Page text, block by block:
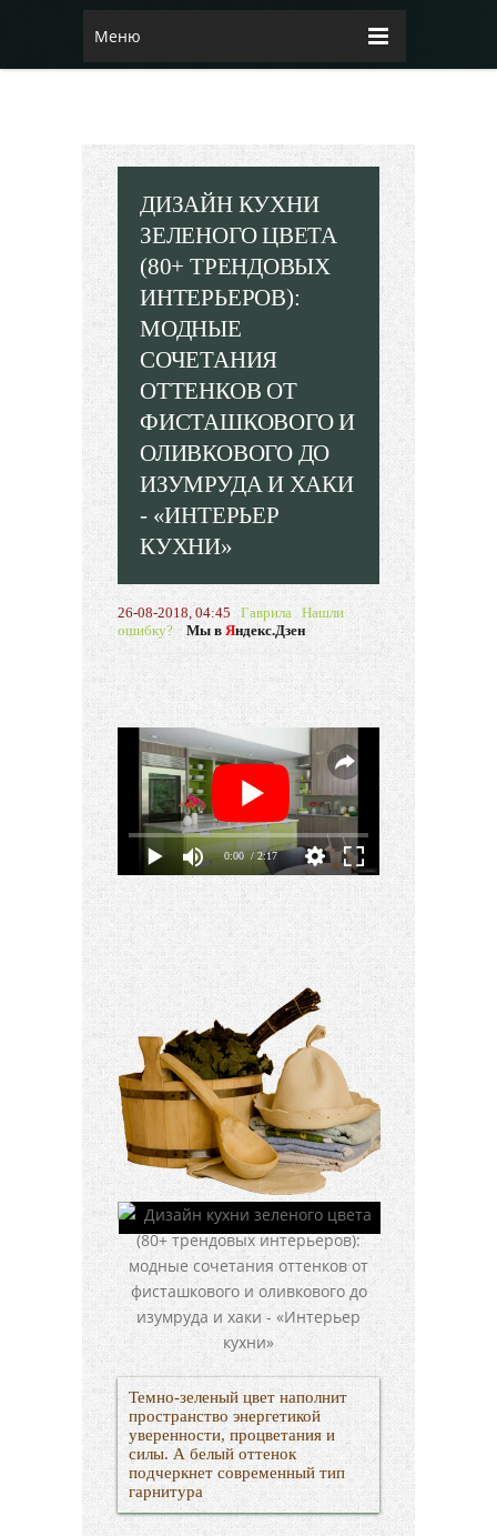
Меню
ДИЗАЙН КУХНИ
ЗЕЛЕНОГО ЦВЕТА
(80+ ТРЕНДОВЫХ
ИНТЕРЬЕРОВ):
МОДНЫЕ
СОЧЕТАНИЯ
ОТТЕНКОВ ОТ
ФИСТАШКОВОГО И
ОЛИВКОВОГО ДО
ИЗУМРУДА И ХАКИ
- «ИНТЕРЬЕР
КУХНИ»
26-08-2018, 04:45 Гаврила Нашли
ошибку?
Мы вЯндекс.Дзен
0:00 / 2:17
Темно-зеленый цвет наполнит
пространство энергетикой
уверенности, процветания и
силы. А белый оттенок
подчеркнет современный тип
гарнитура